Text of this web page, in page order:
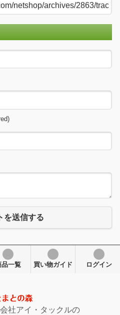
を送信する
品一覧 買い物ガイド ログイン
社アイ・タックルの